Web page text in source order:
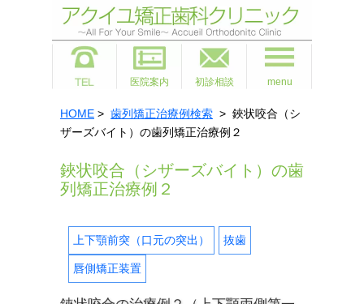
医院案内 初診相談 menu
HOME > 歯列矯正治療例検索 > 鋏状咬合（シ
ザーズバイト）の歯列矯正治療例２
鋏状咬合（シザーズバイト）の歯
列矯正治療例２
上下顎前突（口元の突出） 抜歯
唇側矯正装置